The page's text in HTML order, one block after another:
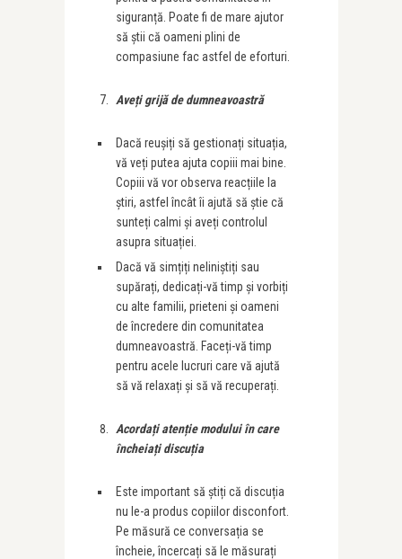
siguranță. Poate fi de mare ajutor
să știi că oameni plini de
compasiune fac astfel de eforturi.
Aveți grijă de dumneavoastră
Dacă reușiți să gestionați situația,
vă veți putea ajuta copiii mai bine.
Copiii vă vor observa reacțiile la
știri, astfel încât îi ajută să știe că
sunteți calmi și aveți controlul
asupra situației.
Dacă vă simțiți neliniștiți sau
supărați, dedicați-vă timp și vorbiți
cu alte familii, prieteni și oameni
de încredere din comunitatea
dumneavoastră. Faceți-vă timp
pentru acele lucruri care vă ajută
să vă relaxați și să vă recuperați.
Acordați atenție modului în care
încheiați discuția
Este important să știți că discuția
nu le-a produs copiilor disconfort.
Pe măsură ce conversația se
încheie, încercați să le măsurați